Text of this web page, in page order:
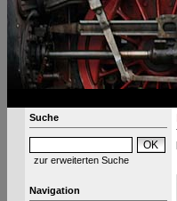
Suche
zur erweiterten Suche
Navigation